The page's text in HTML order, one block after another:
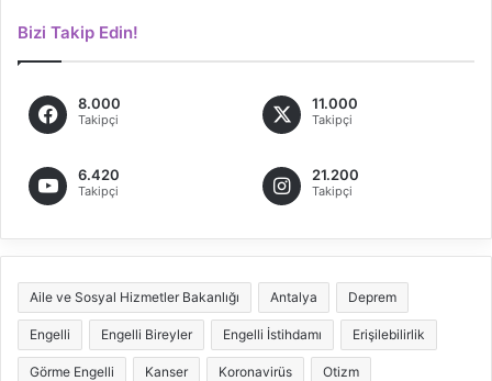
Bizi Takip Edin!
8.000
Takipçi
11.000
Takipçi
6.420
Takipçi
21.200
Takipçi
Aile ve Sosyal Hizmetler Bakanlığı Antalya Deprem
Engelli Engelli Bireyler Engelli İstihdamı Erişilebilirlik
Görme Engelli Kanser Koronavirüs Otizm